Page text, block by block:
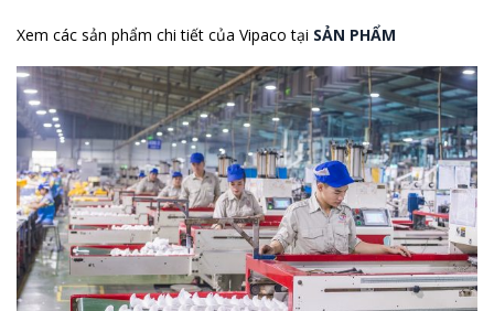
Xem các sản phẩm chi tiết của Vipaco tại SẢN PHẨM